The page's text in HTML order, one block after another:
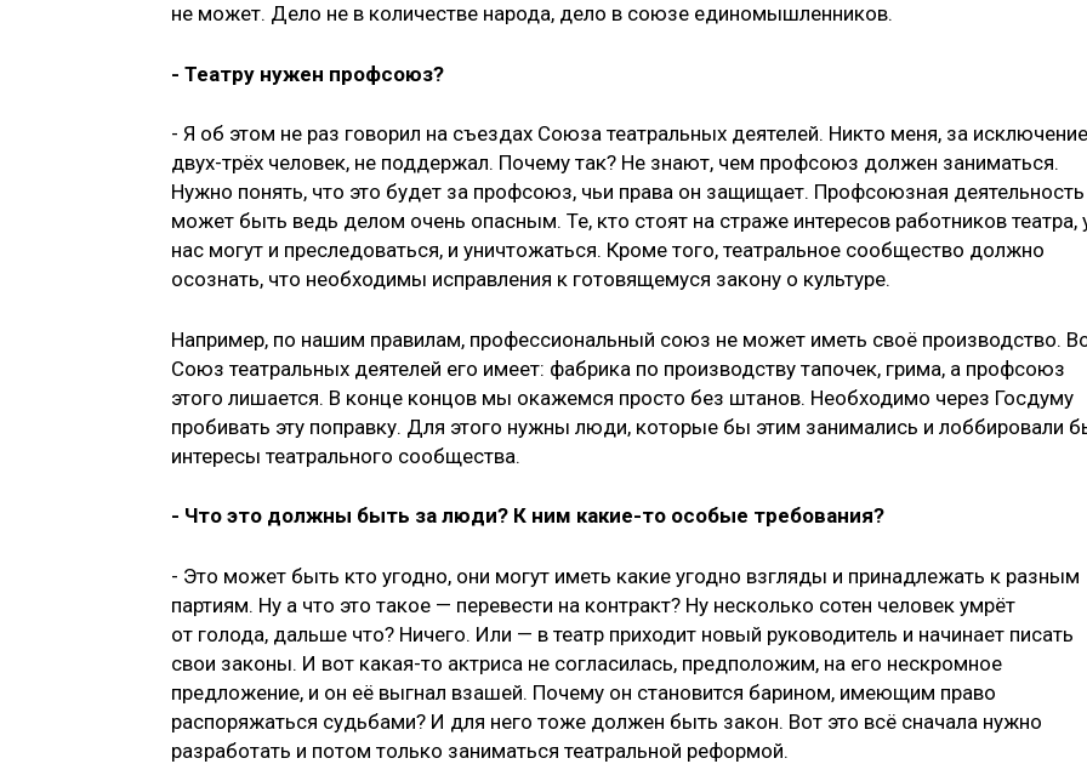
не может. Дело не в количестве народа, дело в союзе единомышленников.
- Театру нужен профсоюз?
- Я об этом не раз говорил на съездах Союза театральных деятелей. Никто меня, за
двух-трёх человек, не поддержал. Почему так? Не знают, чем профсоюз должен заниматься.
Нужно понять, что это будет за профсоюз, чьи права он защищает. Профсоюзная деятельность
может быть ведь делом очень опасным. Те, кто стоят на страже интересов работников театра,
нас могут и преследоваться, и уничтожаться. Кроме того, театральное сообщество должно
осознать, что необходимы исправления к готовящемуся закону о культуре.
Например, по нашим правилам, профессиональный союз не может иметь своё производство.
Союз театральных деятелей его имеет: фабрика по производству тапочек, грима, а профсоюз
этого лишается. В конце концов мы окажемся просто без штанов. Необходимо через Госдуму
пробивать эту поправку. Для этого нужны люди, которые бы этим занимались и лоббировали
интересы театрального сообщества.
- Что это должны быть за люди? К ним какие-то особые требования?
- Это может быть кто угодно, они могут иметь какие угодно взгляды и принадлежать к разным
партиям. Ну а что это такое — перевести на контракт? Ну несколько сотен человек умрёт
от голода, дальше что? Ничего. Или — в театр приходит новый руководитель и начинает писать
свои законы. И вот какая-то актриса не согласилась, предположим, на его нескромное
предложение, и он её выгнал взашей. Почему он становится барином, имеющим право
распоряжаться судьбами? И для него тоже должен быть закон. Вот это всё сначала нужно
разработать и потом только заниматься театральной реформой.